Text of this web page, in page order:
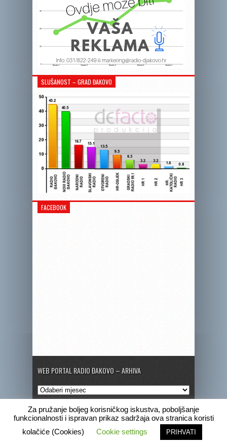
SLUŠANOST – GRAD ĐAKOVO
FACEBOOK
WEB PORTAL RADIO ĐAKOVO – ARHIVA
Web
portal
Radio
Đakovo
Arhiva
Copyright © 2020 Radio Đakovo
Marketing Pogrebne obavijesti Program
Za pružanje boljeg korisničkog iskustva, poboljšanje
funkcionalnosti i ispravan prikaz sadržaja ova stranica koristi
kolačiće (Cookies)
Cookie settings PRIHVATI